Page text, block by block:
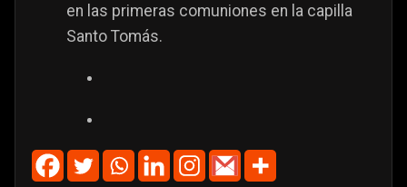
en las primeras comuniones en la capilla
Santo Tomás.